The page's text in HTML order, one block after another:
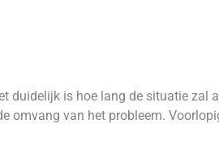
duidelijk is hoe lang de situatie zal
omvang van het probleem.